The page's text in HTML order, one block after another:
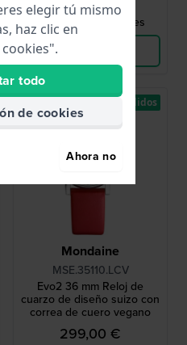
Comparar Relojes
Ver Producto
Mondaine
MSE.35110.LCV
Evo2 36 mm Reloj de
cuarzo de diseño suizo con
correa de cuero vegano
299,00 €
Los más vendidos
elegir tú mismo
haz clic en
todo
de cookies
Ahora no